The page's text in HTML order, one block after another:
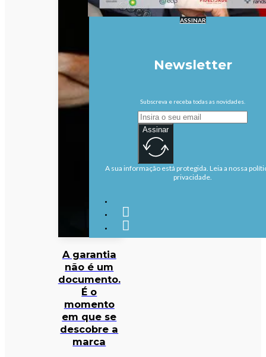
A garantia
não é um
documento.
É o
momento
em que se
descobre a
marca
ASSINAR
Newsletter
Subscreva e receba todas as novidades.
Assinar
A sua informação está protegida. Leia a nossa
privacidade.